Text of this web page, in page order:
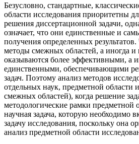
Безусловно, стандартные,
области исследования приоритетны
решения диссертационной задачи,
означает, что они единственные и
получения определенных результатов.
методы смежных областей, а иногда
оказываются более эффективными, а
единственными, обеспечивающими
задач. Поэтому анализ методов
отдельных наук, предметной области
смежных областей), когда решение
методологические рамки предметной
научная задача, которую необходимо
задачу исследования, поскольку она
анализ предметной области